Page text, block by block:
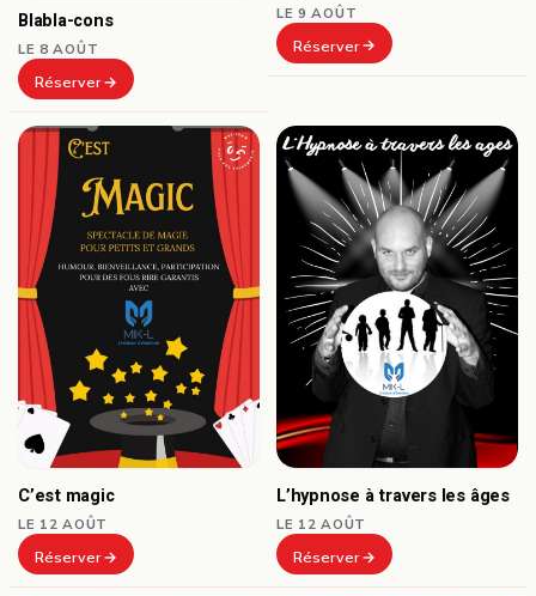
Blabla-cons
LE 8 AOÛT
Réserver
LE 9 AOÛT
Réserver
C’est magic
LE 12 AOÛT
Réserver
L’hypnose à travers les âges
LE 12 AOÛT
Réserver